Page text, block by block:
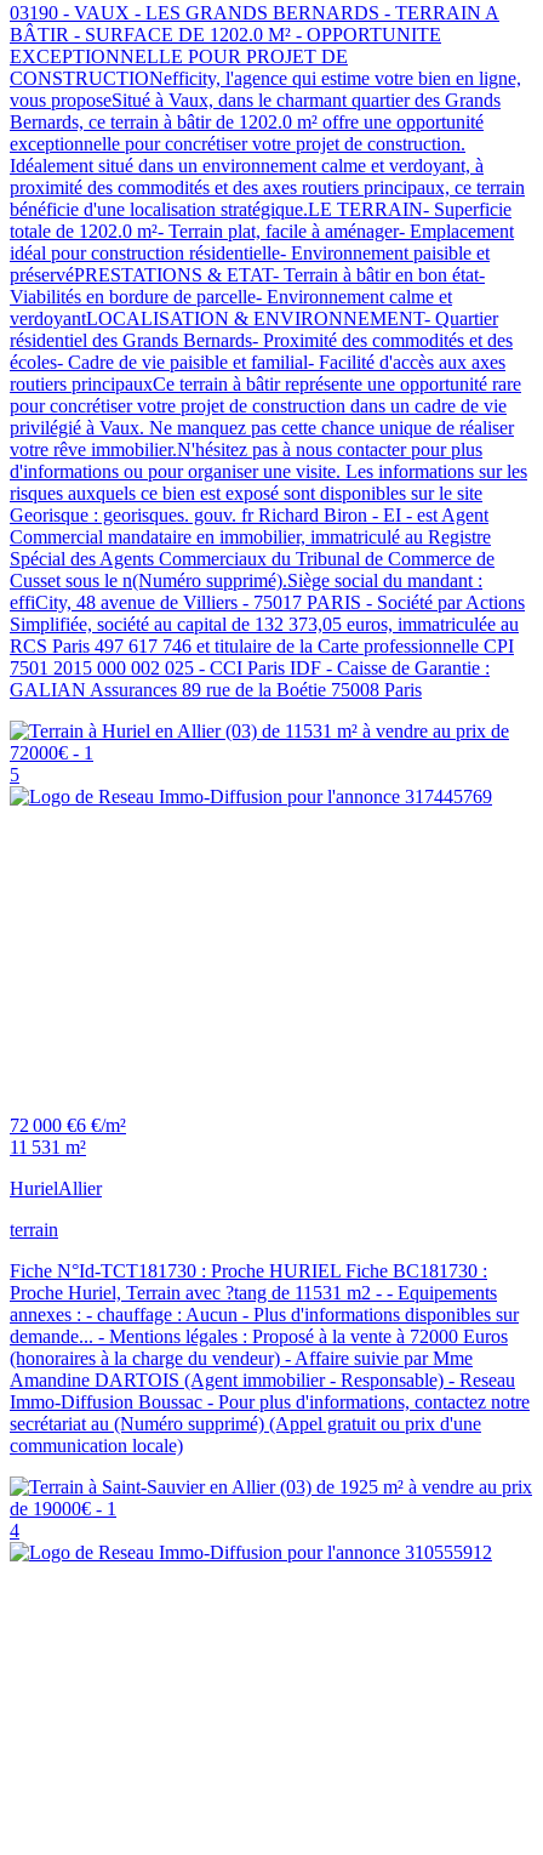
03190 - VAUX - LES GRANDS BERNARDS - TERRAIN A
BÂTIR - SURFACE DE 1202.0 M² - OPPORTUNITE
EXCEPTIONNELLE POUR PROJET DE
CONSTRUCTIONefficity, l'agence qui estime votre bien en ligne,
vous proposeSitué à Vaux, dans le charmant quartier des Grands
Bernards, ce terrain à bâtir de 1202.0 m² offre une opportunité
exceptionnelle pour concrétiser votre projet de construction.
Idéalement situé dans un environnement calme et verdoyant, à
proximité des commodités et des axes routiers principaux, ce terrain
bénéficie d'une localisation stratégique.LE TERRAIN- Superficie
totale de 1202.0 m²- Terrain plat, facile à aménager- Emplacement
idéal pour construction résidentielle- Environnement paisible et
préservéPRESTATIONS & ETAT- Terrain à bâtir en bon état-
Viabilités en bordure de parcelle- Environnement calme et
verdoyantLOCALISATION & ENVIRONNEMENT- Quartier
résidentiel des Grands Bernards- Proximité des commodités et des
écoles- Cadre de vie paisible et familial- Facilité d'accès aux axes
routiers principauxCe terrain à bâtir représente une opportunité rare
pour concrétiser votre projet de construction dans un cadre de vie
privilégié à Vaux. Ne manquez pas cette chance unique de réaliser
votre rêve immobilier.N'hésitez pas à nous contacter pour plus
d'informations ou pour organiser une visite. Les informations sur les
risques auxquels ce bien est exposé sont disponibles sur le site
Georisque : georisques. gouv. fr Richard Biron - EI - est Agent
Commercial mandataire en immobilier, immatriculé au Registre
Spécial des Agents Commerciaux du Tribunal de Commerce de
Cusset sous le n(Numéro supprimé).Siège social du mandant :
effiCity, 48 avenue de Villiers - 75017 PARIS - Société par Actions
Simplifiée, société au capital de 132 373,05 euros, immatriculée au
RCS Paris 497 617 746 et titulaire de la Carte professionnelle CPI
7501 2015 000 002 025 - CCI Paris IDF - Caisse de Garantie :
GALIAN Assurances 89 rue de la Boétie 75008 Paris
5
72 000 €6 €/m²
11 531 m²
HurielAllier
terrain
Fiche N°Id-TCT181730 : Proche HURIEL Fiche BC181730 :
Proche Huriel, Terrain avec ?tang de 11531 m2 - - Equipements
annexes : - chauffage : Aucun - Plus d'informations disponibles sur
demande... - Mentions légales : Proposé à la vente à 72000 Euros
(honoraires à la charge du vendeur) - Affaire suivie par Mme
Amandine DARTOIS (Agent immobilier - Responsable) - Reseau
Immo-Diffusion Boussac - Pour plus d'informations, contactez notre
secrétariat au (Numéro supprimé) (Appel gratuit ou prix d'une
communication locale)
4